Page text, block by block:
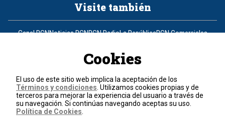
Visite también
Canal RCNNoticias RCNRCN RadioLa RepúblicaRCN Comerciales
Un producto de RCN Televisión
Contáctenos
Teléfono+57 (601) 426 92 92
Cookies
El uso de este sitio web implica la aceptación de los
Términos y condiciones . Utilizamos cookies propias y de
terceros para mejorar la experiencia del usuario a través de
su navegación. Si continúas navegando aceptas su uso.
Política de Cookies